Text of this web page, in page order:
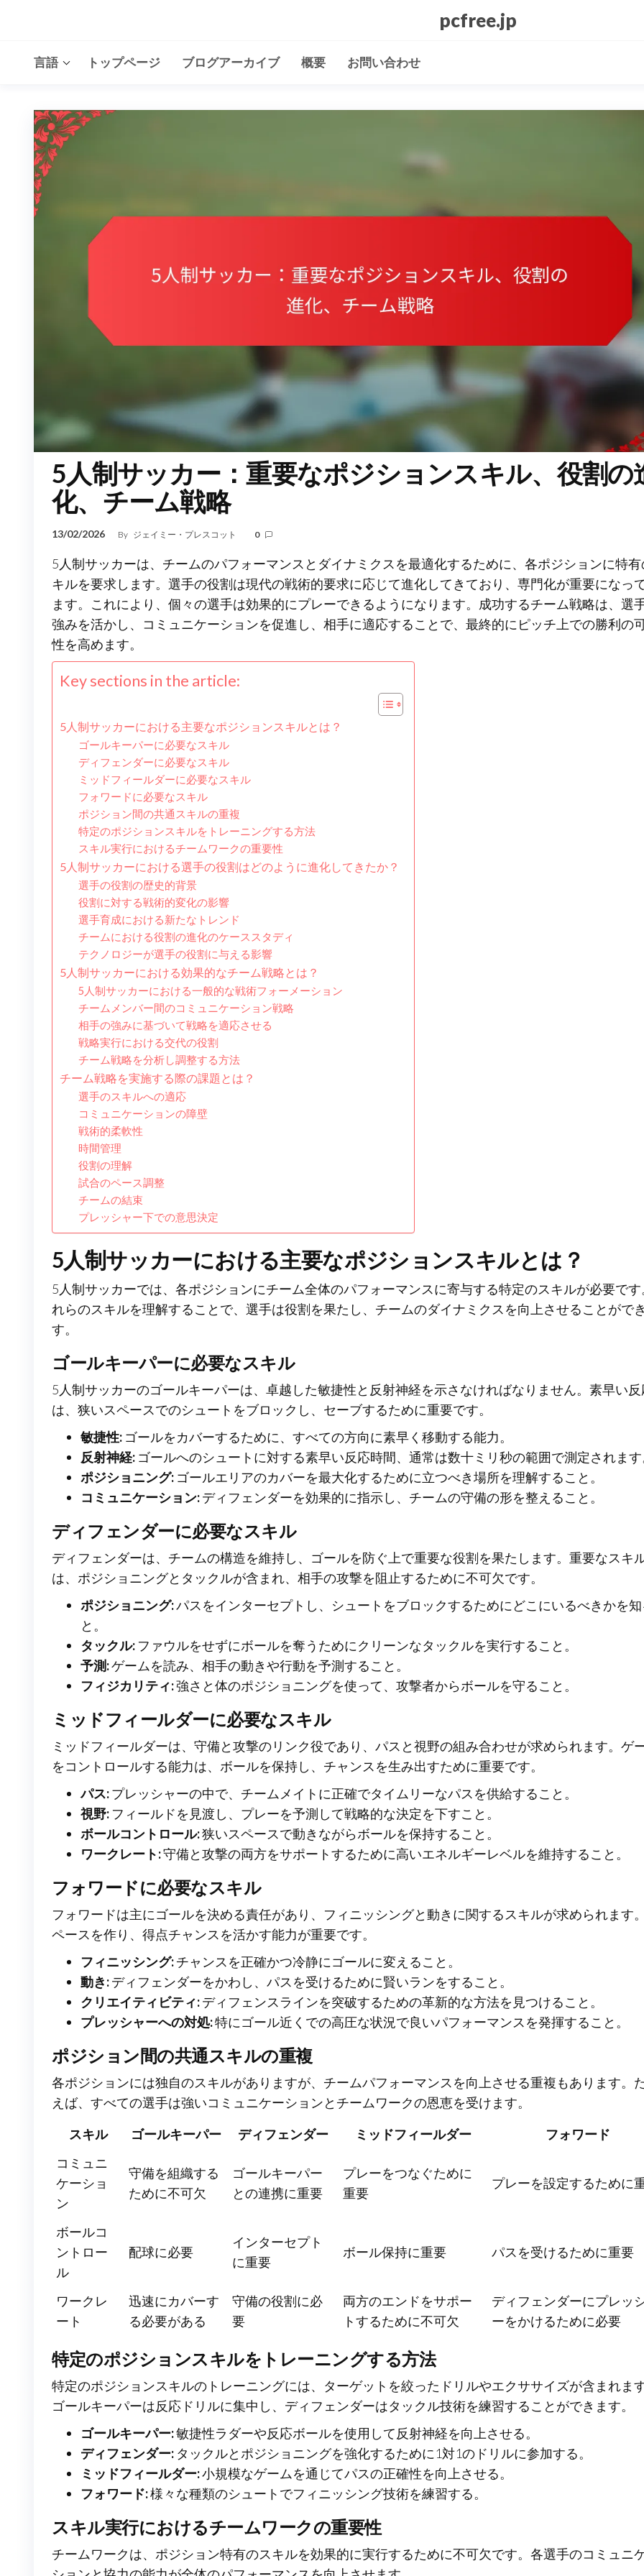
content
pcfree.jp
言語 トップページ ブログアーカイブ 概要 お問い合わせ
5人制サッカー：重要なポジションスキル、役割の
化、チーム戦略
13/02/2026 By ジェイミー・プレスコット 0
5人制サッカーは、チームのパフォーマンスとダイナミクスを最適化するために、各ポジションに特有
キルを要求します。選手の役割は現代の戦術的要求に応じて進化してきており、専門化が重要になっ
ます。これにより、個々の選手は効果的にプレーできるようになります。成功するチーム戦略は、選
強みを活かし、コミュニケーションを促進し、相手に適応することで、最終的にピッチ上での勝利の
性を高めます。
Key sections in the article:
5人制サッカーにおける主要なポジションスキルとは？
ゴールキーパーに必要なスキル
ディフェンダーに必要なスキル
ミッドフィールダーに必要なスキル
フォワードに必要なスキル
ポジション間の共通スキルの重複
特定のポジションスキルをトレーニングする方法
スキル実行におけるチームワークの重要性
5人制サッカーにおける選手の役割はどのように進化してきたか？
選手の役割の歴史的背景
役割に対する戦術的変化の影響
選手育成における新たなトレンド
チームにおける役割の進化のケーススタディ
テクノロジーが選手の役割に与える影響
5人制サッカーにおける効果的なチーム戦略とは？
5人制サッカーにおける一般的な戦術フォーメーション
チームメンバー間のコミュニケーション戦略
相手の強みに基づいて戦略を適応させる
戦略実行における交代の役割
チーム戦略を分析し調整する方法
チーム戦略を実施する際の課題とは？
選手のスキルへの適応
コミュニケーションの障壁
戦術的柔軟性
時間管理
役割の理解
試合のペース調整
チームの結束
プレッシャー下での意思決定
5人制サッカーにおける主要なポジションスキルとは？
5人制サッカーでは、各ポジションにチーム全体のパフォーマンスに寄与する特定のスキルが必要です
れらのスキルを理解することで、選手は役割を果たし、チームのダイナミクスを向上させることがで
す。
ゴールキーパーに必要なスキル
5人制サッカーのゴールキーパーは、卓越した敏捷性と反射神経を示さなければなりません。素早い反
は、狭いスペースでのシュートをブロックし、セーブするために重要です。
敏捷性: ゴールをカバーするために、すべての方向に素早く移動する能力。
反射神経: ゴールへのシュートに対する素早い反応時間、通常は数十ミリ秒の範囲で測定されます
ポジショニング: ゴールエリアのカバーを最大化するために立つべき場所を理解すること。
コミュニケーション:ディフェンダーを効果的に指示し、チームの守備の形を整えること。
ディフェンダーに必要なスキル
ディフェンダーは、チームの構造を維持し、ゴールを防ぐ上で重要な役割を果たします。重要なスキ
は、ポジショニングとタックルが含まれ、相手の攻撃を阻止するために不可欠です。
ポジショニング:パスをインターセプトし、シュートをブロックするためにどこにいるべきかを知
と。
タックル: ファウルをせずにボールを奪うためにクリーンなタックルを実行すること。
予測:ゲームを読み、相手の動きや行動を予測すること。
フィジカリティ:強さと体のポジショニングを使って、攻撃者からボールを守ること。
ミッドフィールダーに必要なスキル
ミッドフィールダーは、守備と攻撃のリンク役であり、パスと視野の組み合わせが求められます。ゲ
をコントロールする能力は、ボールを保持し、チャンスを生み出すために重要です。
パス:プレッシャーの中で、チームメイトに正確でタイムリーなパスを供給すること。
視野: フィールドを見渡し、プレーを予測して戦略的な決定を下すこと。
ボールコントロール:狭いスペースで動きながらボールを保持すること。
ワークレート:守備と攻撃の両方をサポートするために高いエネルギーレベルを維持すること。
フォワードに必要なスキル
フォワードは主にゴールを決める責任があり、フィニッシングと動きに関するスキルが求められます
ペースを作り、得点チャンスを活かす能力が重要です。
フィニッシング:チャンスを正確かつ冷静にゴールに変えること。
動き:ディフェンダーをかわし、パスを受けるために賢いランをすること。
クリエイティビティ:ディフェンスラインを突破するための革新的な方法を見つけること。
プレッシャーへの対処:特にゴール近くでの高圧な状況で良いパフォーマンスを発揮すること。
ポジション間の共通スキルの重複
各ポジションには独自のスキルがありますが、チームパフォーマンスを向上させる重複もあります。
えば、すべての選手は強いコミュニケーションとチームワークの恩恵を受けます。
スキル
ゴールキーパー ディフェンダー ミッドフィールダー
フォワード
コミュニ
ケーショ
ン
守備を組織する
ために不可欠
ゴールキーパー
との連携に重要
プレーをつなぐために
重要
プレーを設定するために
ボールコ
ントロー
ル
配球に必要
インターセプト
に重要
ボール保持に重要 パスを受けるために重要
ワークレ
ート
迅速にカバーす
る必要がある
守備の役割に必
要
両方のエンドをサポー
トするために不可欠
ディフェンダーにプレッ
ーをかけるために必要
特定のポジションスキルをトレーニングする方法
特定のポジションスキルのトレーニングには、ターゲットを絞ったドリルやエクササイズが含まれます
ゴールキーパーは反応ドリルに集中し、ディフェンダーはタックル技術を練習することができます。
ゴールキーパー:敏捷性ラダーや反応ボールを使用して反射神経を向上させる。
ディフェンダー: タックルとポジショニングを強化するために1対1のドリルに参加する。
ミッドフィールダー:小規模なゲームを通じてパスの正確性を向上させる。
フォワード:様々な種類のシュートでフィニッシング技術を練習する。
スキル実行におけるチームワークの重要性
チームワークは、ポジション特有のスキルを効果的に実行するために不可欠です。各選手のコミュニ